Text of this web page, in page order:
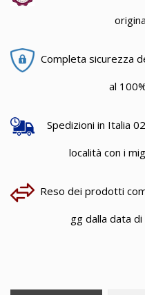
Completa sicurezza
al
Spedizioni in Italia
località con i
Reso dei prodotti
gg dalla data